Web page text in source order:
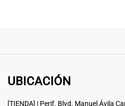
UBICACIÓN
[TIENDA] | Perif. Blvd. Manuel Ávila